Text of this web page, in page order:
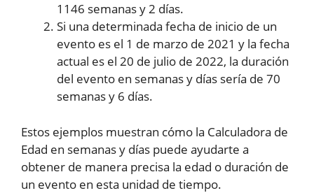
1146 semanas y 2 días.
Si una determinada fecha de inicio de un
evento es el 1 de marzo de 2021 y la fecha
actual es el 20 de julio de 2022, la duración
del evento en semanas y días sería de 70
semanas y 6 días.
Estos ejemplos muestran cómo la Calculadora de
Edad en semanas y días puede ayudarte a
obtener de manera precisa la edad o duración de
un evento en esta unidad de tiempo.